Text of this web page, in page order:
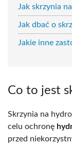
Jak skrzynia
Jak dbać o
Jakie inne
Co to jest
Skrzynia na
celu ochronę
przed